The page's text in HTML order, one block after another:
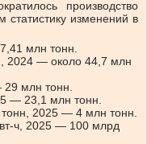
производство
статистику изменений в
млн тонн.
2024 — около 44,7 млн
млн тонн.
— 23,1 млн тонн.
2025 — 4 млн тонн.
ч, 2025 — 100 млрд